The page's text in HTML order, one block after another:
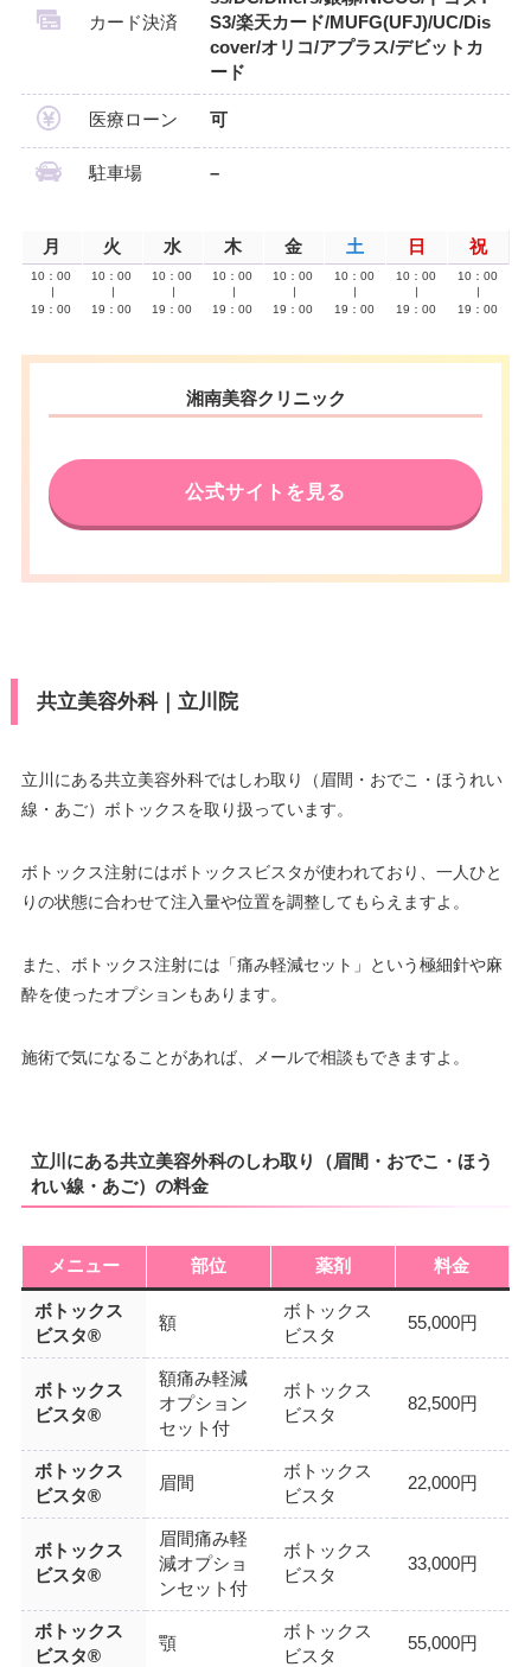
カード決済
S3/楽天カード/MUFG(UFJ)/UC/Dis
cover/オリコ/アプラス/デビットカ
ード
医療ローン 可
駐車場 –
月 火 水 木 金 土 日 祝
10：00
19：00
10：00
19：00
10：00
19：00
10：00
19：00
10：00
19：00
10：00
19：00
10：00
19：00
10：00
19：00
湘南美容クリニック
公式サイトを見る
共立美容外科｜立川院
立川にある共立美容外科ではしわ取り（眉間・おでこ・ほうれい
線・あご）ボトックスを取り扱っています。
ボトックス注射にはボトックスビスタが使われており、一人ひと
りの状態に合わせて注入量や位置を調整してもらえますよ。
また、ボトックス注射には「痛み軽減セット」という極細針や麻
酔を使ったオプションもあります。
施術で気になることがあれば、メールで相談もできますよ。
立川にある共立美容外科のしわ取り（眉間・おでこ・ほう
れい線・あご）の料金
メニュー 部位 薬剤 料金
ボトックス
ビスタ®
額
ボトックス
ビスタ
55,000円
ボトックス
ビスタ®
額痛み軽減
オプション
セット付
ボトックス
ビスタ
82,500円
ボトックス
ビスタ®
眉間
ボトックス
ビスタ
22,000円
ボトックス
ビスタ®
眉間痛み軽
減オプショ
ンセット付
ボトックス
ビスタ
33,000円
ボトックス
ビスタ®
顎
ボトックス
ビスタ
55,000円